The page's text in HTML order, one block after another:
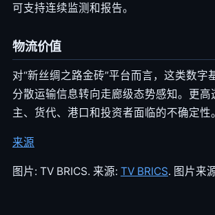
可支持连续监测和报告。
物流价值
对“新丝绸之路金砖”平台而言，这类数字
分散运输信息转向走廊级态势感知。更高
主、货代、港口和投资者面临的不确定性。
来源
图片: TV BRICS. 来源: TV BRICS. 图片来